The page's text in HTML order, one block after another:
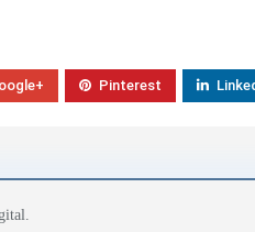
Pinterest